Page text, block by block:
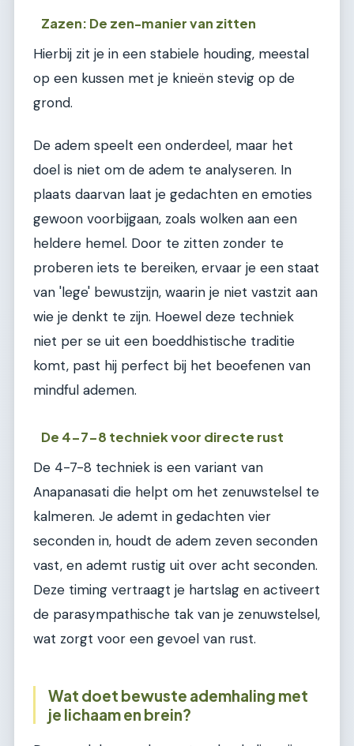
Zazen: De zen-manier van zitten
Hierbij zit je in een stabiele houding, meestal
op een kussen met je knieën stevig op de
grond.
De adem speelt een onderdeel, maar het
doel is niet om de adem te analyseren. In
plaats daarvan laat je gedachten en emoties
gewoon voorbijgaan, zoals wolken aan een
heldere hemel. Door te zitten zonder te
proberen iets te bereiken, ervaar je een staat
van 'lege' bewustzijn, waarin je niet vastzit aan
wie je denkt te zijn. Hoewel deze techniek
niet per se uit een boeddhistische traditie
komt, past hij perfect bij het beoefenen van
mindful ademen.
De 4-7-8 techniek voor directe rust
De 4-7-8 techniek is een variant van
Anapanasati die helpt om het zenuwstelsel te
kalmeren. Je ademt in gedachten vier
seconden in, houdt de adem zeven seconden
vast, en ademt rustig uit over acht seconden.
Deze timing vertraagt je hartslag en activeert
de parasympathische tak van je zenuwstelsel,
wat zorgt voor een gevoel van rust.
Wat doet bewuste ademhaling met
je lichaam en brein?